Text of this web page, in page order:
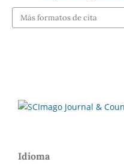
Más formatos de cita
Idioma